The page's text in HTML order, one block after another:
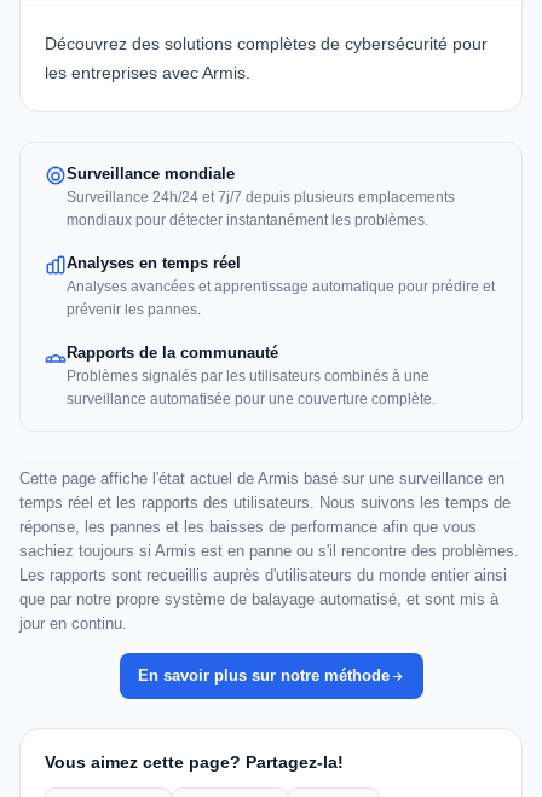
Découvrez des solutions complètes de cybersécurité pour
les entreprises avec Armis.
Surveillance mondiale
Surveillance 24h/24 et 7j/7 depuis plusieurs emplacements
mondiaux pour détecter instantanément les problèmes.
Analyses en temps réel
Analyses avancées et apprentissage automatique pour prédire et
prévenir les pannes.
Rapports de la communauté
Problèmes signalés par les utilisateurs combinés à une
surveillance automatisée pour une couverture complète.
Cette page affiche l'état actuel de Armis basé sur une surveillance en
temps réel et les rapports des utilisateurs. Nous suivons les temps de
réponse, les pannes et les baisses de performance afin que vous
sachiez toujours si Armis est en panne ou s'il rencontre des problèmes.
Les rapports sont recueillis auprès d'utilisateurs du monde entier ainsi
que par notre propre système de balayage automatisé, et sont mis à
jour en continu.
En savoir plus sur notre méthode
Vous aimez cette page? Partagez-la!